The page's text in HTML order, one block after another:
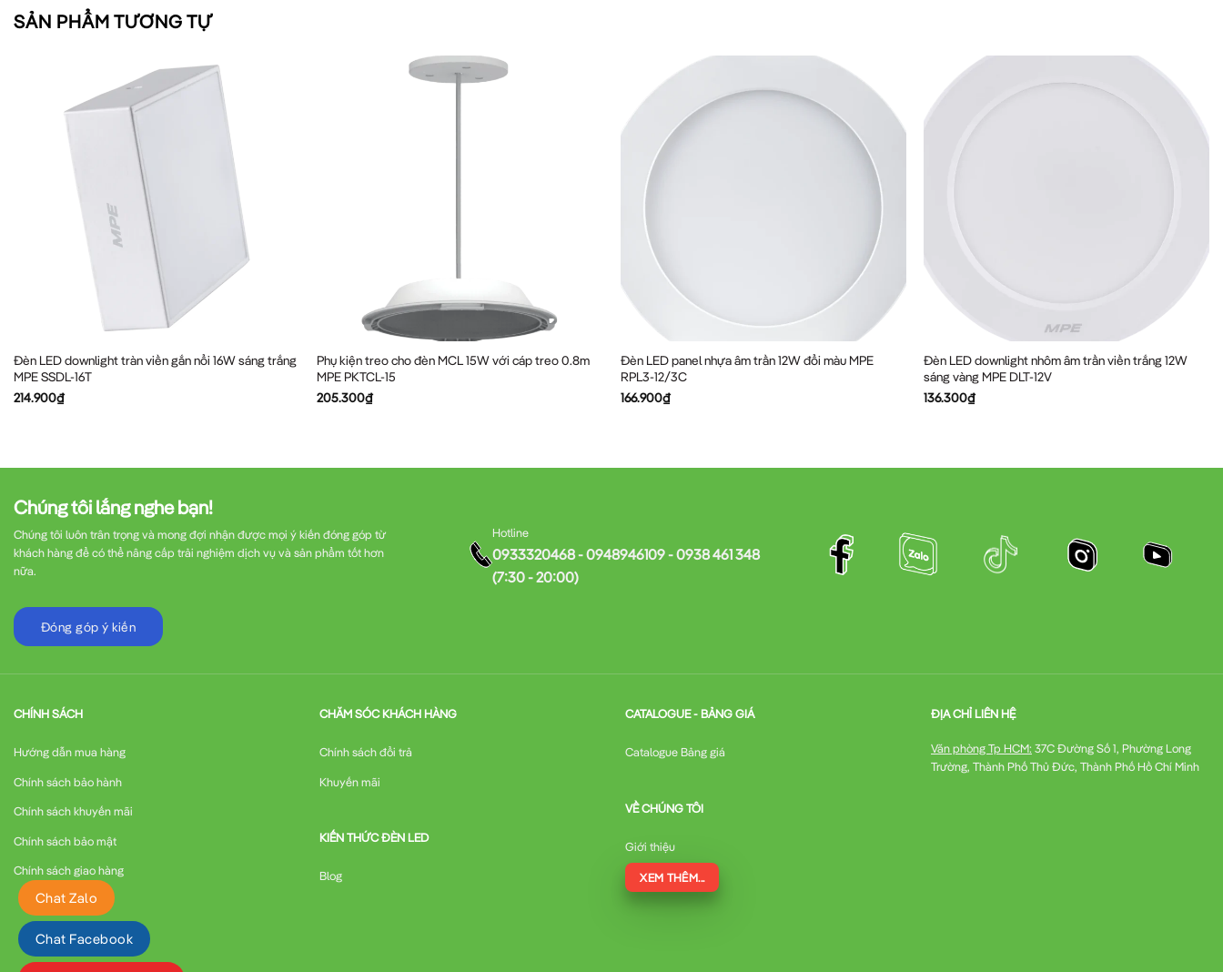
SẢN PHẨM TƯƠNG TỰ
Đèn LED downlight tràn viền gắn nổi 16W sáng trắng
MPE SSDL-16T
214.900₫
Phụ kiện treo cho đèn MCL 15W với cáp treo 0.8m
MPE PKTCL-15
205.300₫
Đèn LED panel nhựa âm trần 12W đổi màu MPE
RPL3-12/3C
166.900₫
Đèn LED downlight nhôm âm trần viền trắng 12W
sáng vàng MPE DLT-12V
136.300₫
Chúng tôi lắng nghe bạn!
Chúng tôi luôn trân trọng và mong đợi nhận được mọi ý kiến đóng góp từ
khách hàng để có thể nâng cấp trải nghiệm dịch vụ và sản phẩm tốt hơn
nữa.
Đóng góp ý kiến
Hotline
0933320468 - 0948946109 - 0938 461 348
(7:30 - 20:00)
CHÍNH SÁCH
Hướng dẫn mua hàng
Chính sách bảo hành
Chính sách khuyến mãi
Chính sách bảo mật
Chính sách giao hàng
CHĂM SÓC KHÁCH HÀNG
Chính sách đổi trả
Khuyến mãi
KIẾN THỨC ĐÈN LED
Blog
CATALOGUE - BẢNG GIÁ
Catalogue Bảng giá
VỀ CHÚNG TÔI
Giới thiệu
XEM THÊM...
ĐỊA CHỈ LIÊN HỆ
Văn phòng Tp HCM:37C Đường Số 1, Phường Long
Trường, Thành Phố Thủ Đức, Thành Phố Hồ Chí Minh
Chat Zalo
Chat Facebook